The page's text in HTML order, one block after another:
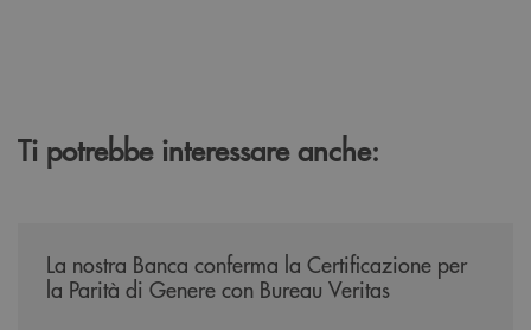
Ti potrebbe interessare anche:
La nostra Banca conferma la Certificazione per
la Parità di Genere con Bureau Veritas